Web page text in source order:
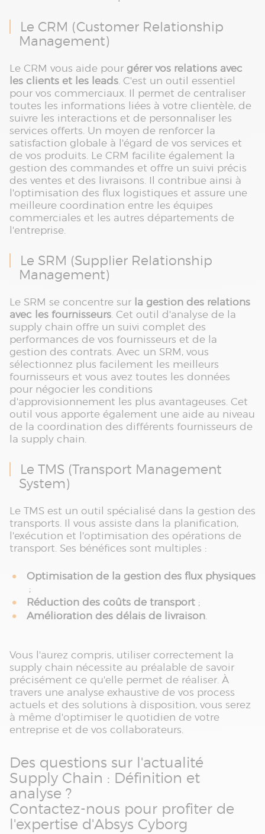
Le CRM (Customer Relationship
Management)
Le CRM vous aide pour gérer vos relations avec
les clients et les leads. C'est un outil essentiel
pour vos commerciaux. Il permet de centraliser
toutes les informations liées à votre clientèle, de
suivre les interactions et de personnaliser les
services offerts. Un moyen de renforcer la
satisfaction globale à l'égard de vos services et
de vos produits. Le CRM facilite également la
gestion des commandes et offre un suivi précis
des ventes et des livraisons. Il contribue ainsi à
l'optimisation des flux logistiques et assure une
meilleure coordination entre les équipes
commerciales et les autres départements de
l'entreprise.
Le SRM (Supplier Relationship
Management)
Le SRM se concentre sur la gestion des relations
avec les fournisseurs. Cet outil d'analyse de la
supply chain offre un suivi complet des
performances de vos fournisseurs et de la
gestion des contrats. Avec un SRM, vous
sélectionnez plus facilement les meilleurs
fournisseurs et vous avez toutes les données
pour négocier les conditions
d'approvisionnement les plus avantageuses. Cet
outil vous apporte également une aide au niveau
de la coordination des différents fournisseurs de
la supply chain.
Le TMS (Transport Management
System)
Le TMS est un outil spécialisé dans la gestion des
transports. Il vous assiste dans la planification,
l'exécution et l'optimisation des opérations de
transport. Ses bénéfices sont multiples :
Optimisation de la gestion des flux physiques
;
Réduction des coûts de transport ;
Amélioration des délais de livraison.
Vous l'aurez compris, utiliser correctement la
supply chain nécessite au préalable de savoir
précisément ce qu'elle permet de réaliser. À
travers une analyse exhaustive de vos process
actuels et des solutions à disposition, vous serez
à même d'optimiser le quotidien de votre
entreprise et de vos collaborateurs.
Des questions sur l'actualité
Supply Chain : Définition et
analyse ?
Contactez-nous pour profiter de
l'expertise d'Absys Cyborg